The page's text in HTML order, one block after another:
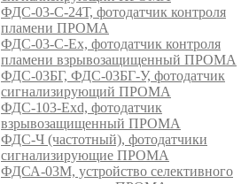
ФДС-03-С-24Т, фотодатчик контроля
пламени ПРОМА
ФДС-03-С-Ex, фотодатчик контроля
пламени взрывозащищенный ПРОМА
ФДС-03БГ, ФДС-03БГ-У, фотодатчик
сигнализирующий ПРОМА
ФДС-103-Ехd, фотодатчик
взрывозащищенный ПРОМА
ФДС-Ч (частотный), фотодатчики
сигнализирующие ПРОМА
ФДСА-03М, устройство селективного